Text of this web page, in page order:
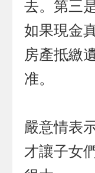
去。第三
如果現金
房產抵繳
准。
嚴意情表
才讓子女